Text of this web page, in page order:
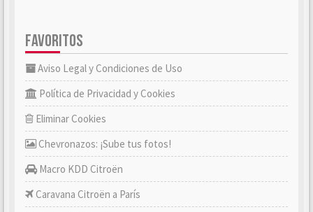
FAVORITOS
Aviso Legal y Condiciones de Uso
Política de Privacidad y Cookies
Eliminar Cookies
Chevronazos: ¡Sube tus fotos!
Macro KDD Citroën
Caravana Citroën a París